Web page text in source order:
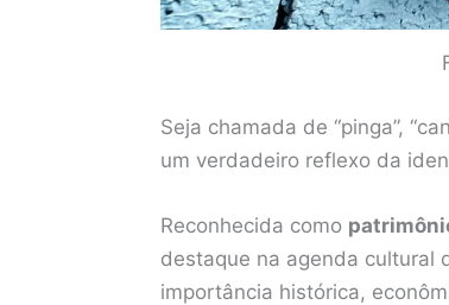
Seja chamada de “pinga”,
um verdadeiro reflexo da
Reconhecida como
destaque na agenda cultural
importância histórica,